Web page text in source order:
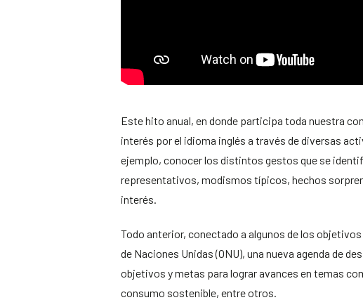
Este hito anual, en donde participa toda nuestra
interés por el idioma inglés a través de diversas
ejemplo, conocer los distintos gestos que se
representativos, modismos típicos, hechos
interés.
Todo anterior, conectado a algunos de los
de Naciones Unidas (ONU), una nueva agenda de
objetivos y metas para lograr avances en temas
consumo sostenible, entre otros.